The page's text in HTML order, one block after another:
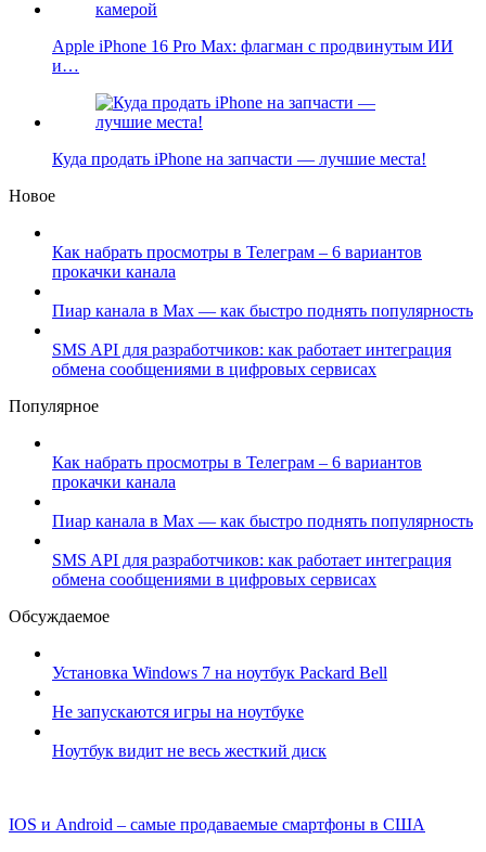
Apple iPhone 16 Pro Max: флагман с продвинутым ИИ
и…
Куда продать iPhone на запчасти — лучшие места!
Новое
Как набрать просмотры в Телеграм – 6 вариантов
прокачки канала
Пиар канала в Max — как быстро поднять популярность
SMS API для разработчиков: как работает интеграция
обмена сообщениями в цифровых сервисах
Популярное
Как набрать просмотры в Телеграм – 6 вариантов
прокачки канала
Пиар канала в Max — как быстро поднять популярность
SMS API для разработчиков: как работает интеграция
обмена сообщениями в цифровых сервисах
Обсуждаемое
Установка Windows 7 на ноутбук Packard Bell
Не запускаются игры на ноутбуке
Ноутбук видит не весь жесткий диск
IOS и Android – самые продаваемые смартфоны в США